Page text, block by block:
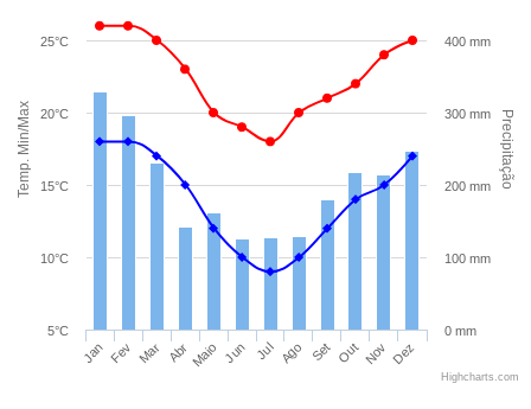
Temp. Min/Max Precipitação
Jan Fev Mar Abr Maio Jun Jul Ago Set Out Nov Dez
5°C
10°C
15°C
20°C
25°C
0 mm
100 mm
200 mm
300 mm
400 mm
Highcharts.com